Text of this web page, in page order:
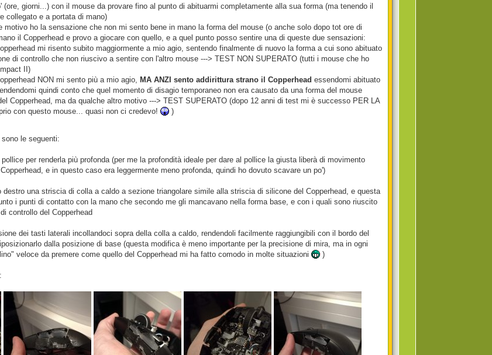
(ore, giorni...) con il mouse da provare fino al punto di abituarmi completamente alla sua forma (ma tenendo il
collegato e a portata di mano)
motivo ho la sensazione che non mi sento bene in mano la forma del mouse (o anche solo dopo tot ore di
il Copperhead e provo a giocare con quello, e a quel punto posso sentire una di queste due sensazioni:
mi risento subito maggiormente a mio agio, sentendo finalmente di nuovo la forma a cui sono abituato
di controllo che non riuscivo a sentire con l'altro mouse ---> TEST NON SUPERATO (tutti i mouse che ho
II)
NON mi sento più a mio agio,MA ANZI sento addirittura strano il Copperhead essendomi abituato
quindi conto che quel momento di disagio temporaneo non era causato da una forma del mouse
Copperhead, ma da qualche altro motivo ---> TEST SUPERATO (dopo 12 anni di test mi è successo PER LA
con questo mouse... quasi non ci credevo!
)
le seguenti:
per renderla più profonda (per me la profondità ideale per dare al pollice la giusta liberà di movimento
e in questo caso era leggermente meno profonda, quindi ho dovuto scavare un po')
una striscia di colla a caldo a sezione triangolare simile alla striscia di silicone del Copperhead, e questa
i punti di contatto con la mano che secondo me gli mancavano nella forma base, e con i quali sono riuscito
controllo del Copperhead
dei tasti laterali incollandoci sopra della colla a caldo, rendendoli facilmente raggiungibili con il bordo del
dalla posizione di base (questa modifica è meno importante per la precisione di mira, ma in ogni
veloce da premere come quello del Copperhead mi ha fatto comodo in molte situazioni
)